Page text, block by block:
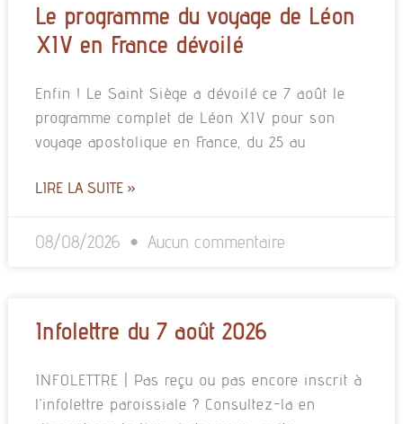
Le programme du voyage de Léon
XIV en France dévoilé
Enfin ! Le Saint Siège a dévoilé ce 7 août le
programme complet de Léon XIV pour son
voyage apostolique en France, du 25 au
LIRE LA SUITE »
08/08/2026 Aucun commentaire
Infolettre du 7 août 2026
INFOLETTRE | Pas reçu ou pas encore inscrit à
l’infolettre paroissiale ? Consultez-la en